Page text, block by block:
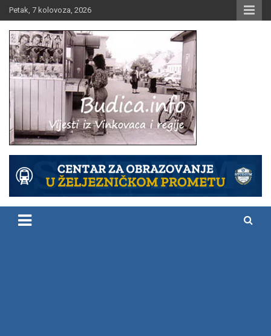
Skip
to
content
Petak, 7 kolovoza, 2026
Budica.info